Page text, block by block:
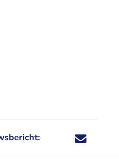
Deel dit
Deel dit
Deel dit
Deel dit